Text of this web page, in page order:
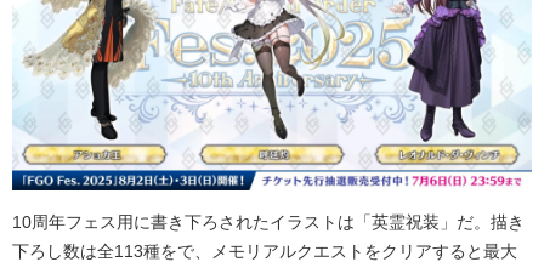
10周年フェス用に書き下ろされたイラストは「英霊祝装」だ。描き
下ろし数は全113種をで、メモリアルクエストをクリアすると最大